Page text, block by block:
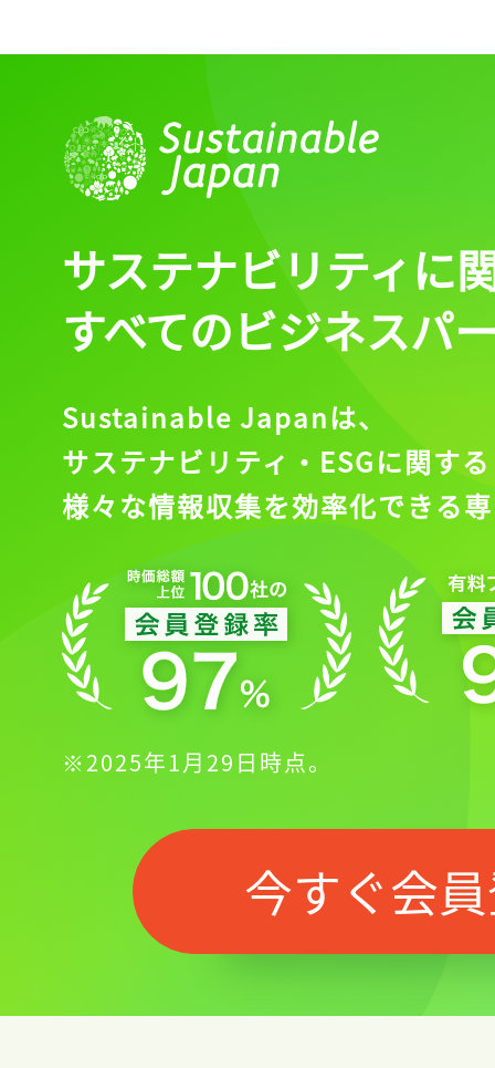
ログイン
会員登録
サステナビリティに
すべてのビジネスパ
Sustainable Japanは、
サステナビリティ・ESGに関する
様々な情報収集を効率化できる
※2025年1月29日時点。
今すぐ会